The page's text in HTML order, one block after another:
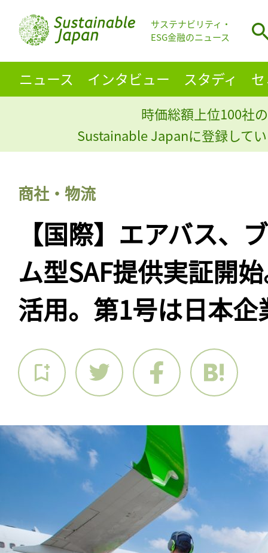
サステナビリティ・
ESG金融のニュース
ニュース インタビュー スタディ
時価総額上位100社
Sustainable Japanに登録して
商社・物流
【国際】エアバス、
ム型SAF提供実証開
活用。第1号は日本企